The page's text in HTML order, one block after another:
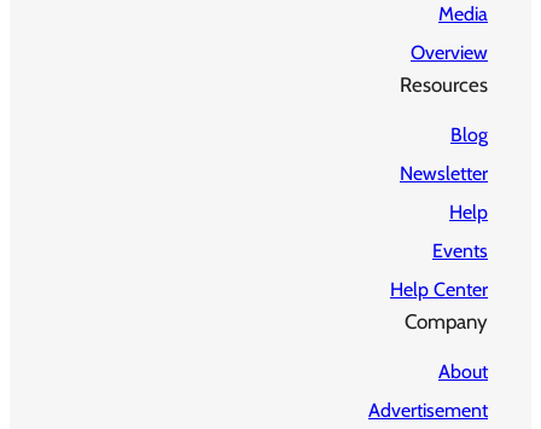
Media
Overview
Resources
Blog
Newsletter
Help
Events
Help Center
Company
About
Advertisement